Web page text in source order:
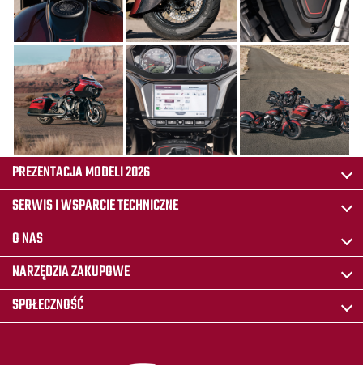
PREZENTACJA MODELI 2026
SERWIS I WSPARCIE TECHNICZNE
O NAS
NARZĘDZIA ZAKUPOWE
SPOŁECZNOŚĆ